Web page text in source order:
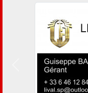
Précedent